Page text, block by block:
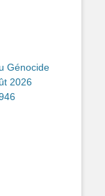
Génocide
2026